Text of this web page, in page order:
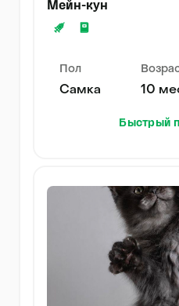
Мейн-кун
Пол
Самка 10
Быстрый